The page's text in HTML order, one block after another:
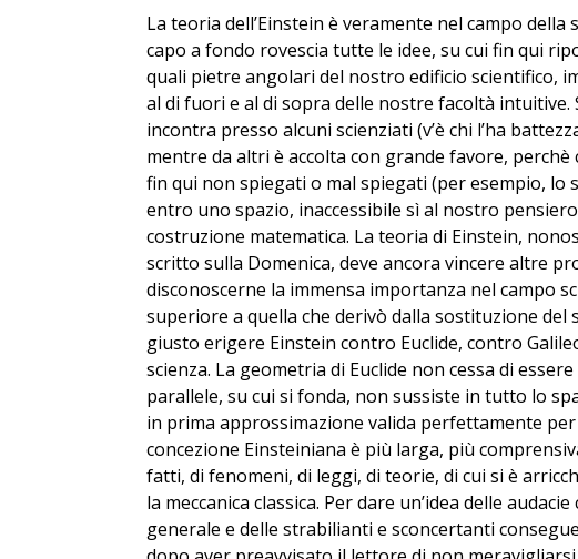
La teoria dell’Einstein è veramente nel campo
capo a fondo rovescia tutte le idee, su cui fin qui
quali pietre angolari del nostro edificio scientifico,
al di fuori e al di sopra delle nostre facoltà intuitive.
incontra presso alcuni scienziati (v’è chi l’ha
mentre da altri è accolta con grande favore,
fin qui non spiegati o mal spiegati (per esempio,
entro uno spazio, inaccessibile sì al nostro
costruzione matematica. La teoria di Einstein,
scritto sulla Domenica, deve ancora vincere altre
disconoscerne la immensa importanza nel campo
superiore a quella che derivò dalla sostituzione del
giusto erigere Einstein contro Euclide, contro
scienza. La geometria di Euclide non cessa di
parallele, su cui si fonda, non sussiste in tutto lo
in prima approssimazione valida perfettamente
concezione Einsteiniana è più larga, più
fatti, di fenomeni, di leggi, di teorie, di cui si è
la meccanica classica. Per dare un’idea delle
generale e delle strabilianti e sconcertanti